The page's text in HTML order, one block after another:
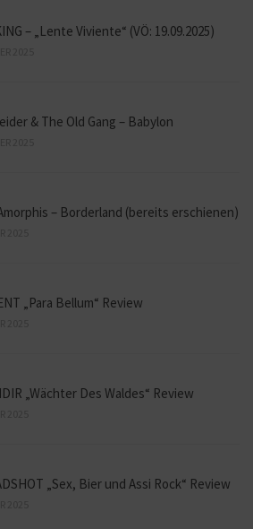
– „Lente Viviente“ (VÖ: 19.09.2025)
& The Old Gang – Babylon
– Borderland (bereits erschienen)
„Para Bellum“ Review
„Wächter Des Waldes“ Review
„Sex, Bier und Assi Rock“ Review